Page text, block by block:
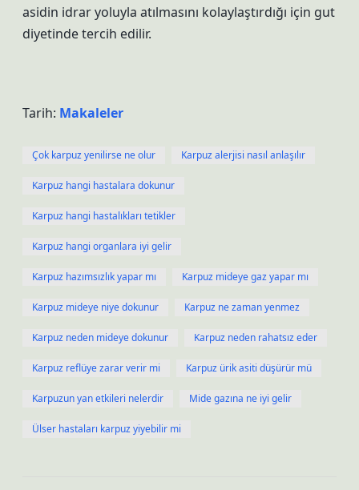
asidin idrar yoluyla atılmasını kolaylaştırdığı için gut
diyetinde tercih edilir.
Tarih: Makaleler
Çok karpuz yenilirse ne olur Karpuz alerjisi nasıl anlaşılır
Karpuz hangi hastalara dokunur
Karpuz hangi hastalıkları tetikler
Karpuz hangi organlara iyi gelir
Karpuz hazımsızlık yapar mı Karpuz mideye gaz yapar mı
Karpuz mideye niye dokunur Karpuz ne zaman yenmez
Karpuz neden mideye dokunur Karpuz neden rahatsız eder
Karpuz reflüye zarar verir mi Karpuz ürik asiti düşürür mü
Karpuzun yan etkileri nelerdir Mide gazına ne iyi gelir
Ülser hastaları karpuz yiyebilir mi